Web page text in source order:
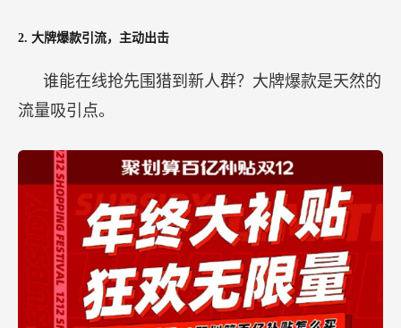
2. 大牌爆款引流，主动出击
谁能在线抢先围猎到新人群？大牌爆款是天然的
流量吸引点。